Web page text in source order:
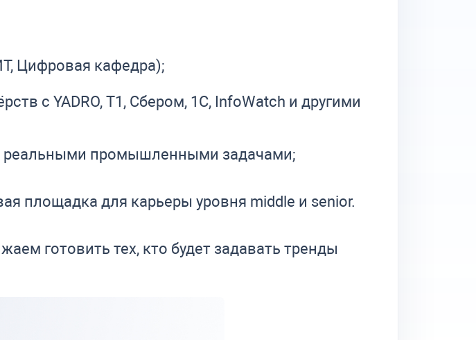
Цифровая кафедра);
с YADRO, Т1, Сбером, 1С, InfoWatch и другими
реальными промышленными задачами;
площадка для карьеры уровня middle и senior.
готовить тех, кто будет задавать тренды